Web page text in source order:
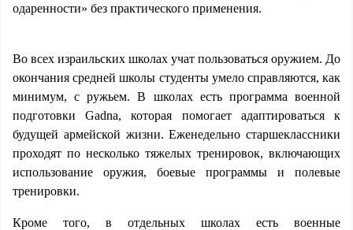
одаренности» без практического применения.
Во всех израильских школах учат пользоваться оружием. До
окончания средней школы студенты умело справляются, как
минимум, с ружьем. В школах есть программа военной
подготовки Gadna, которая помогает адаптироваться к
будущей армейской жизни. Еженедельно старшеклассники
проходят по несколько тяжелых тренировок, включающих
использование оружия, боевые программы и полевые
тренировки.
Кроме того, в отдельных школах есть военные